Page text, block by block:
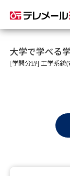
大学・短大の資
総合型選抜・学校推
大学で学べる
[学問分野] 工学系統